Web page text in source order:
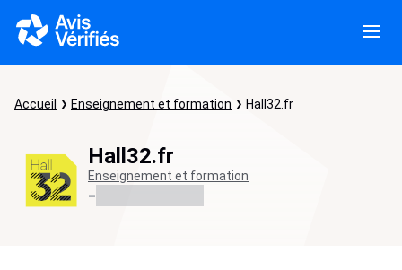
Accueil Enseignement et formation Hall32.fr
Hall32.fr
Enseignement et formation
-